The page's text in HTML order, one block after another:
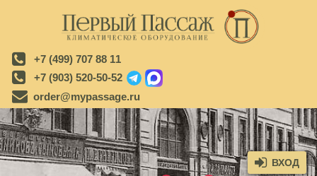
+7 (499) 707 88 11
+7 (903) 520-50-52
order@mypassage.ru
ВХОД